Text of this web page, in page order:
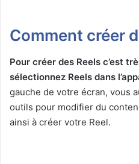
Comment créer
Pour créer des Reels c’est
sélectionnez Reels dans
gauche de votre écran, vous
outils pour modifier du
ainsi à créer votre Reel.